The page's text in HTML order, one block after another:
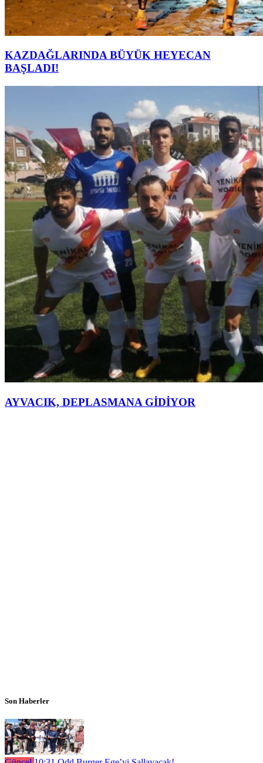
KAZDAĞLARINDA BÜYÜK HEYECAN
BAŞLADI!
AYVACIK, DEPLASMANA GİDİYOR
Son Haberler